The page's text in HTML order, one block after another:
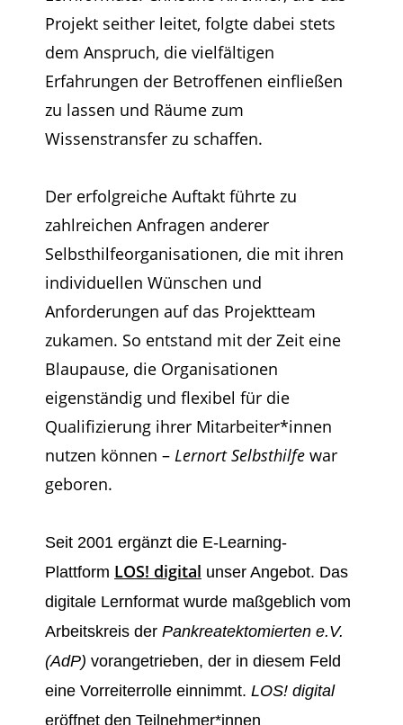
Projekt seither leitet, folgte dabei stets
dem Anspruch, die vielfältigen
Erfahrungen der Betroffenen einfließen
zu lassen und Räume zum
Wissenstransfer zu schaffen.
Der erfolgreiche Auftakt führte zu
zahlreichen Anfragen anderer
Selbsthilfeorganisationen, die mit ihren
individuellen Wünschen und
Anforderungen auf das Projektteam
zukamen. So entstand mit der Zeit eine
Blaupause, die Organisationen
eigenständig und flexibel für die
Qualifizierung ihrer Mitarbeiter*innen
nutzen können – Lernort Selbsthilfe war
geboren.
Seit 2001 ergänzt die E-Learning-
Plattform LOS! digital unser Angebot. Das
digitale Lernformat wurde maßgeblich vom
Arbeitskreis der Pankreatektomierten e.V.
(AdP) vorangetrieben, der in diesem Feld
eine Vorreiterrolle einnimmt. LOS! digital
eröffnet den Teilnehmer*innen